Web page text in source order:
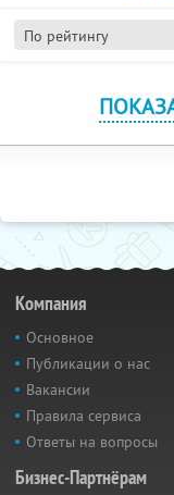
По рейтингу
Компания
Основное
Публикации о нас
Вакансии
Правила сервиса
Ответы на вопросы
Бизнес-Партнёрам